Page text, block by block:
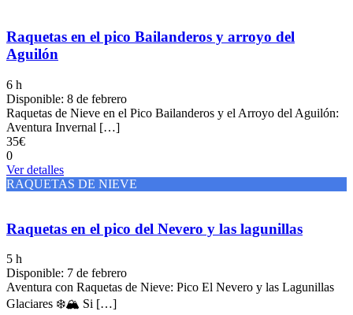
Raquetas en el pico Bailanderos y arroyo del
Aguilón
6 h
Disponible: 8 de febrero
Raquetas de Nieve en el Pico Bailanderos y el Arroyo del Aguilón:
Aventura Invernal […]
35€
0
Ver detalles
RAQUETAS DE NIEVE
Raquetas en el pico del Nevero y las lagunillas
5 h
Disponible: 7 de febrero
Aventura con Raquetas de Nieve: Pico El Nevero y las Lagunillas
Glaciares ❄️🏔️ Si […]